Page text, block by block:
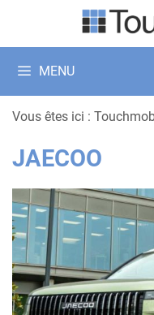
MENU
Vous êtes ici :
JAECOO